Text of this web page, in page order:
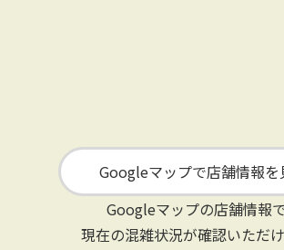
Googleマップで店舗情報を
Googleマップの店舗情報
現在の混雑状況が確認いただけ